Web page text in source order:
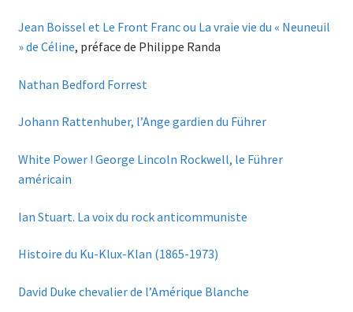
Jean Boissel et Le Front Franc ou La vraie vie du « Neuneuil
» de Céline, préface de Philippe Randa
Nathan Bedford Forrest
Johann Rattenhuber, l’Ange gardien du Führer
White Power ! George Lincoln Rockwell, le Führer
américain
Ian Stuart. La voix du rock anticommuniste
Histoire du Ku-Klux-Klan (1865-1973)
David Duke chevalier de l’Amérique Blanche